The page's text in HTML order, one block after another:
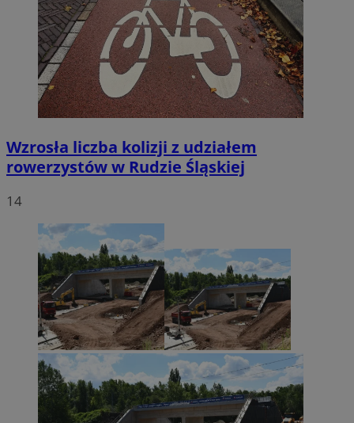
Wzrosła liczba kolizji z udziałem
rowerzystów w Rudzie Śląskiej
14